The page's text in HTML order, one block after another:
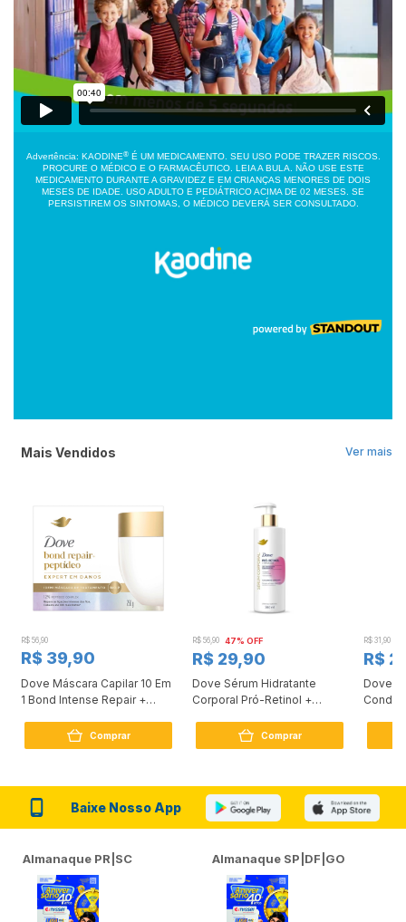
Ver mais
Mais Vendidos
R$ 56,90
R$ 39,90
Dove Máscara Capilar 10 Em
1 Bond Intense Repair +
Comprar
R$ 56,90 47% OFF
R$ 29,90
Dove Sérum Hidratante
Corporal Pró-Retinol +
Comprar
R$ 31,90
R$
Dove
Baixe Nosso App
Almanaque PR|SC Almanaque SP|DF|GO